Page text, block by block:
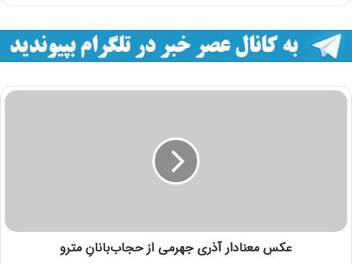
عکس معنادار آذری جهرمی از حجاب‌بانانِ مترو